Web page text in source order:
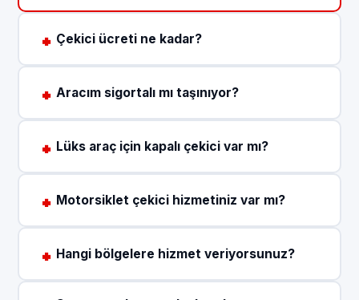
Çekici ücreti ne kadar?
Aracım sigortalı mı taşınıyor?
Lüks araç için kapalı çekici var mı?
Motorsiklet çekici hizmetiniz var mı?
Hangi bölgelere hizmet veriyorsunuz?